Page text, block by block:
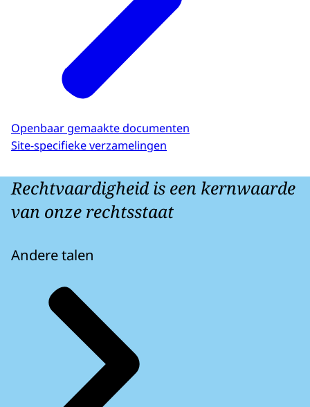
Openbaar gemaakte documenten
Site-specifieke verzamelingen
Rechtvaardigheid is een kernwaarde
van onze rechtsstaat
Andere talen